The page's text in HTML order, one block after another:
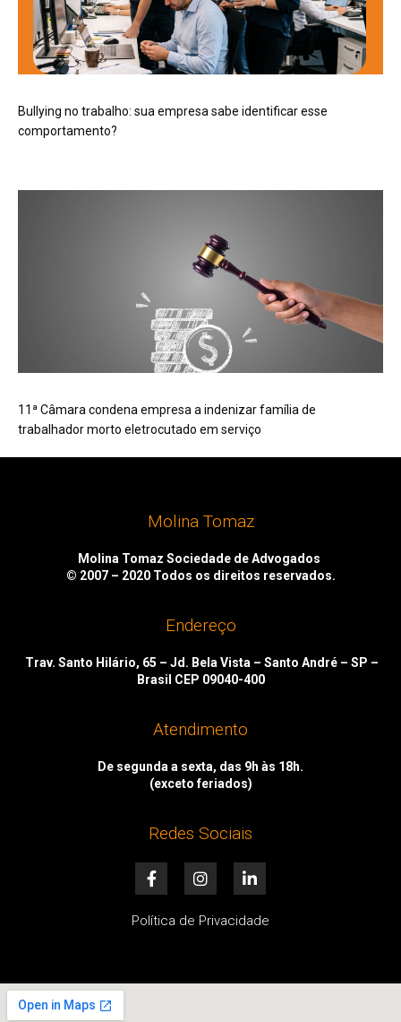
Bullying no trabalho: sua empresa sabe identificar esse
comportamento?
11ª Câmara condena empresa a indenizar família de
trabalhador morto eletrocutado em serviço
Molina Tomaz
Molina Tomaz Sociedade de Advogados
© 2007 – 2020 Todos os direitos reservados.
Endereço
Trav. Santo Hilário, 65 – Jd. Bela Vista – Santo André – SP –
Brasil CEP 09040-400
Atendimento
De segunda a sexta, das 9h às 18h.
(exceto feriados)
Redes Sociais
F
a
e
k
I
n
t
a
i
k
n
Política de Privacidade